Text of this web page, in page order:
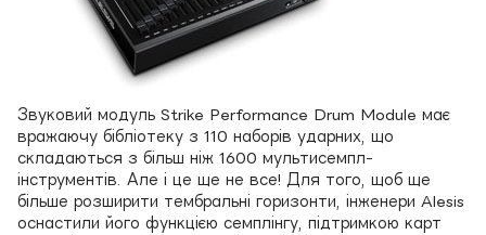
Звуковий модуль Strike Performance Drum Module має
вражаючу бібліотеку з 110 наборів ударних, що
складаються з більш ніж 1600 мультисемпл-
інструментів. Але і це ще не все! Для того, щоб ще
більше розширити тембральні горизонти, інженери Alesis
оснастили його функцією семплінгу, підтримкою карт